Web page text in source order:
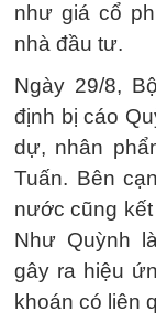
như giá cổ
nhà đầu tư.
Ngày 29/8,
định bị cáo
dự, nhân
Tuấn. Bên
nước cũng
Như Quỳnh
gây ra hiệu
khoán có liên